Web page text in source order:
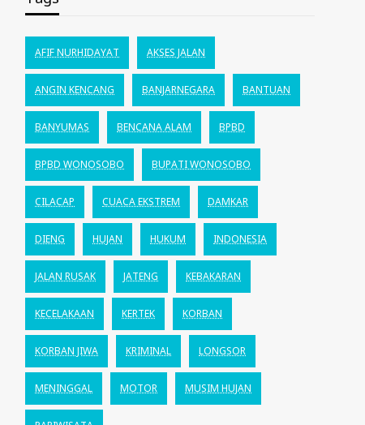
AFIF NURHIDAYAT AKSES JALAN
ANGIN KENCANG BANJARNEGARA BANTUAN
BANYUMAS BENCANA ALAM BPBD
BPBD WONOSOBO BUPATI WONOSOBO
CILACAP CUACA EKSTREM DAMKAR
DIENG HUJAN HUKUM INDONESIA
JALAN RUSAK JATENG KEBAKARAN
KECELAKAAN KERTEK KORBAN
KORBAN JIWA KRIMINAL LONGSOR
MENINGGAL MOTOR MUSIM HUJAN